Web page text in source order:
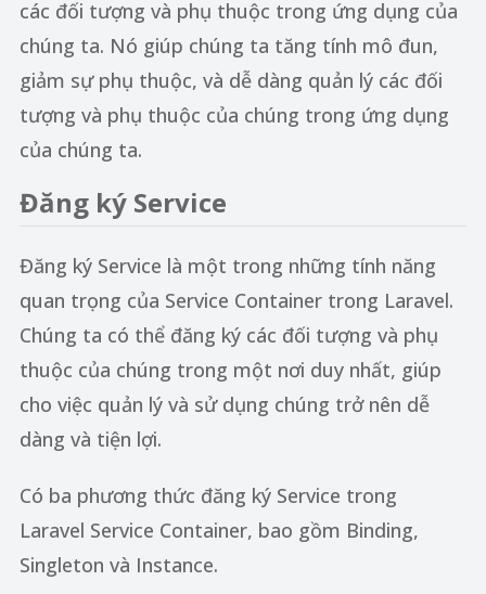
các đối tượng và phụ thuộc trong ứng dụng của
chúng ta. Nó giúp chúng ta tăng tính mô đun,
giảm sự phụ thuộc, và dễ dàng quản lý các đối
tượng và phụ thuộc của chúng trong ứng dụng
của chúng ta.
Đăng ký Service
Đăng ký Service là một trong những tính năng
quan trọng của Service Container trong Laravel.
Chúng ta có thể đăng ký các đối tượng và phụ
thuộc của chúng trong một nơi duy nhất, giúp
cho việc quản lý và sử dụng chúng trở nên dễ
dàng và tiện lợi.
Có ba phương thức đăng ký Service trong
Laravel Service Container, bao gồm Binding,
Singleton và Instance.